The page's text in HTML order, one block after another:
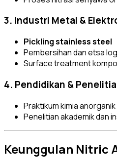
3. Industri Metal &
Pickling stainless steel
Pembersihan dan etsa
Surface treatment
4. Pendidikan &
Praktikum kimia anorganik
Penelitian akademik dan
Keunggulan Nitric